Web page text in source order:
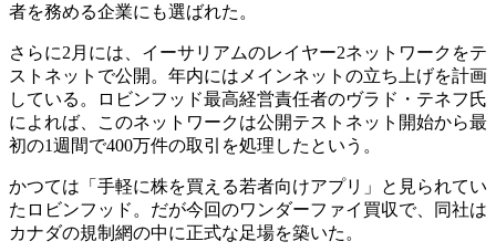
者を務める企業にも選ばれた。
さらに2月には、イーサリアムのレイヤー2ネットワークをテ
ストネットで公開。年内にはメインネットの立ち上げを計画
している。ロビンフッド最高経営責任者のヴラド・テネフ氏
によれば、このネットワークは公開テストネット開始から最
初の1週間で400万件の取引を処理したという。
かつては「手軽に株を買える若者向けアプリ」と見られてい
たロビンフッド。だが今回のワンダーファイ買収で、同社は
カナダの規制網の中に正式な足場を築いた。